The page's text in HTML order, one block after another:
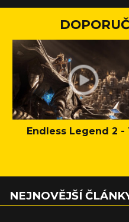
Endless Legend 2 -
NEJNOVĚJŠÍ